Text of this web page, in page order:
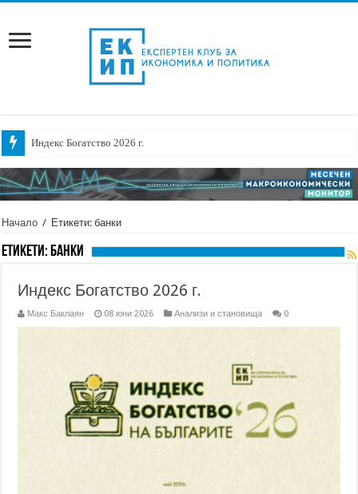
Индекс Богатство 2026 г.
Начало / Етикети: банки
Етикети:банки
Индекс Богатство 2026 г.
Макс Баклаян 08 юни 2026 Анализи и становища 0